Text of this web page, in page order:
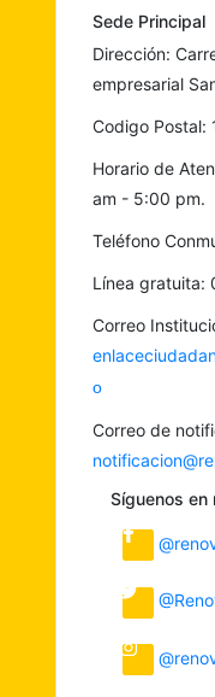
Sede Principal
Dirección:
empresarial
Codigo Postal:
Horario de
am - 5:00 pm.
Teléfono
Línea
Correo
o
Correo de
Síguenos en